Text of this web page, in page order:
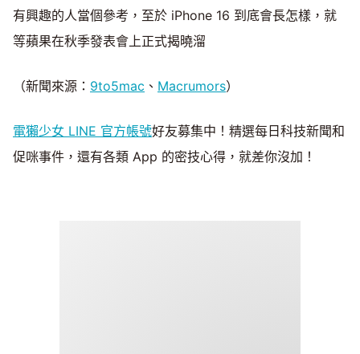
有興趣的人當個參考，至於 iPhone 16 到底會長怎樣，就
等蘋果在秋季發表會上正式揭曉溜
（新聞來源： 9to5mac 、 Macrumors）
電獺少女 LINE 官方帳號好友募集中！精選每日科技新聞和
促咪事件，還有各類 App 的密技心得，就差你沒加！